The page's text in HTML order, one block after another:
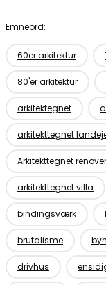
Emneord:
60er arkitektur
80'er arkitektur
arkitektegnet
arkitekttegnet
Arkitekttegnet
arkitekttegnet villa
bindingsværk
brutalisme
drivhus